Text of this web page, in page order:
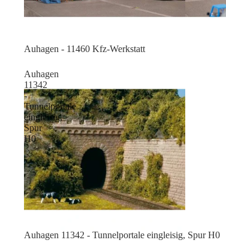
Sale
Auhagen - 11460 Kfz-Werkstatt
Auhagen
11342
-
Tunnelportale
eingleisig,
Spur
H0
Auhagen 11342 - Tunnelportale eingleisig, Spur H0